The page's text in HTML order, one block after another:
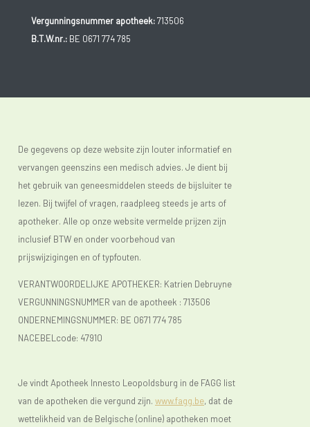
Vergunningsnummer apotheek:713506
B.T.W.nr.:BE 0671 774 785
De gegevens op deze website zijn louter informatief en
vervangen geenszins een medisch advies. Je dient bij
het gebruik van geneesmiddelen steeds de bijsluiter te
lezen. Bij twijfel of vragen, raadpleeg steeds je arts of
apotheker. Alle op onze website vermelde prijzen zijn
inclusief BTW en onder voorbehoud van
prijswijzigingen en of typfouten.
VERANTWOORDELIJKE APOTHEKER: Katrien Debruyne
VERGUNNINGSNUMMER van de apotheek : 713506
ONDERNEMINGSNUMMER: BE 0671 774 785
NACEBELcode: 47910
Je vindt Apotheek Innesto Leopoldsburg in de FAGG list
van de apotheken die vergund zijn. www.fagg.be, dat de
wettelikheid van de Belgische (online) apotheken moet